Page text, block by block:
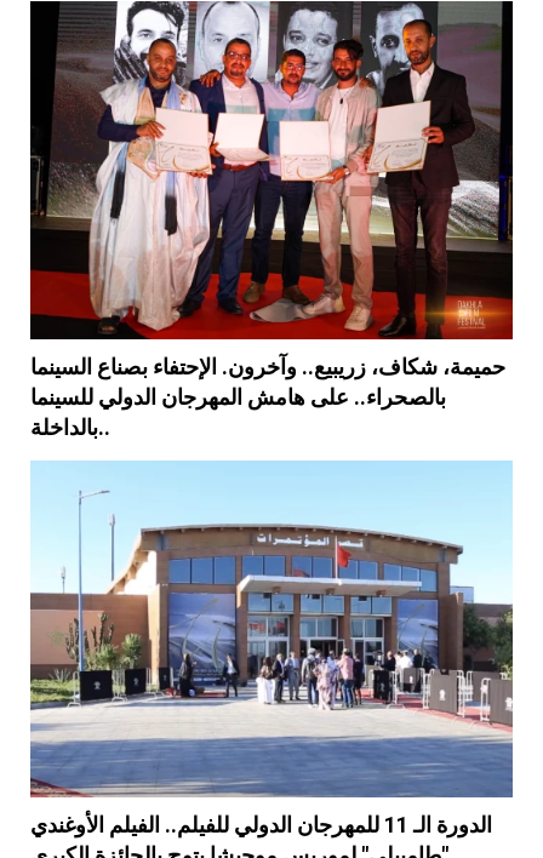
حميمة، شكاف، زريبيع.. وآخرون. الإحتفاء بصناع السينما
بالصحراء.. على هامش المهرجان الدولي للسينما
بالداخلة..
الدورة الـ 11 للمهرجان الدولي للفيلم.. الفيلم الأوغندي